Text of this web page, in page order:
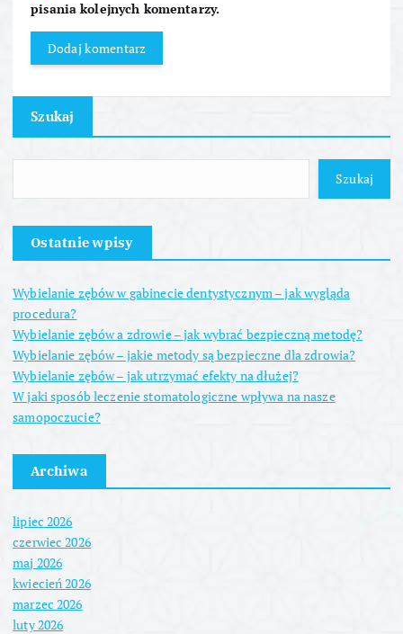
pisania kolejnych komentarzy.
Szukaj
Szukaj
Ostatnie wpisy
Wybielanie zębów w gabinecie dentystycznym – jak wygląda
procedura?
Wybielanie zębów a zdrowie – jak wybrać bezpieczną metodę?
Wybielanie zębów – jakie metody są bezpieczne dla zdrowia?
Wybielanie zębów – jak utrzymać efekty na dłużej?
W jaki sposób leczenie stomatologiczne wpływa na nasze
samopoczucie?
Archiwa
lipiec 2026
czerwiec 2026
maj 2026
kwiecień 2026
marzec 2026
luty 2026